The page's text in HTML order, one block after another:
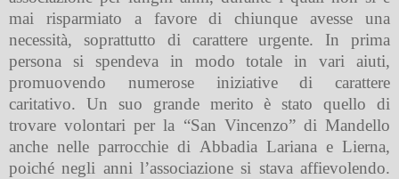
mai risparmiato a favore di chiunque avesse una
necessità, soprattutto di carattere urgente. In prima
persona si spendeva in modo totale in vari aiuti,
promuovendo numerose iniziative di carattere
caritativo. Un suo grande merito è stato quello di
trovare volontari per la “San Vincenzo” di Mandello
anche nelle parrocchie di Abbadia Lariana e Lierna,
poiché negli anni l’associazione si stava affievolendo.